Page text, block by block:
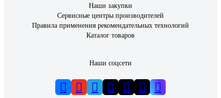
Наши закупки
Сервисные центры производителей
Правила применения рекомендательных технологий
Каталог товаров
Наши соцсети